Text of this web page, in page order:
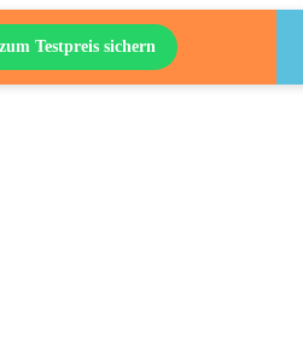
Testpreis sichern